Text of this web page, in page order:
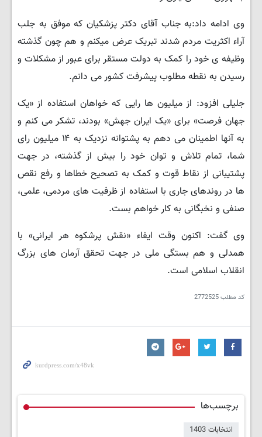
وی ادامه داد:به جناب آقای دکتر پزشکیان که موفق به جلب
آراء اکثریت مردم شدند تبریک عرض میکنم و هم چون گذشته
وظیفه ی خود را کمک به دولت مستقر برای عبور از مشکلات و
رسیدن به نقطه مطلوب پیشرفت کشور می دانم.
جلیلی افزود: از میلیون ها رایی که خواهان استفاده از «یک
جهان فرصت» برای «یک ایران جهش» بودند، تشکر می کنم و
به آنها اطمینان می دهم به پشتوانه نزدیک به ۱۴ میلیون رای
شما، تمام تلاش و توان خود را بیش از گذشته، در جهت
پشتیبانی از نقاط قوت و کمک به تصحیح خطاها و رفع نقص
ها در روندهای جاری با استفاده از ظرفیت های مردمی، علمی،
صنفی و نخبگانی به کار خواهم بست.
وی گفت: اکنون وقت ایفاء «نقش پرشکوه هر ایرانی» با
همدلی و هم بستگی ملی در جهت تحقق آرمان های بزرگ
انقلاب اسلامی است.
کد مطلب2772525
برچسب‌ها
انتخابات 1403